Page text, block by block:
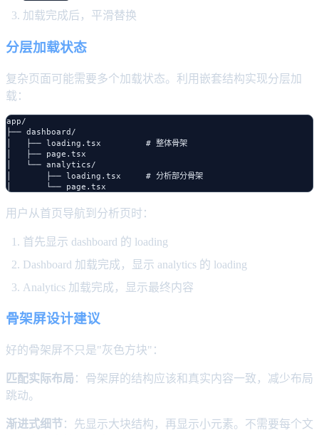
加载完成后，平滑替换
分层加载状态
复杂页面可能需要多个加载状态。利用嵌套结构实现分层加
载：
app/
├── dashboard/
│   ├── loading.tsx         # 整体骨架
│   ├── page.tsx
│   └── analytics/
│       ├── loading.tsx     # 分析部分骨架
用户从首页导航到分析页时：
首先显示 dashboard 的 loading
Dashboard 加载完成，显示 analytics 的 loading
Analytics 加载完成，显示最终内容
骨架屏设计建议
好的骨架屏不只是"灰色方块"：
匹配实际布局 ：骨架屏的结构应该和真实内容一致，减少布局
跳动。
渐进式细节：先显示大块结构，再显示小元素。不需要每个文